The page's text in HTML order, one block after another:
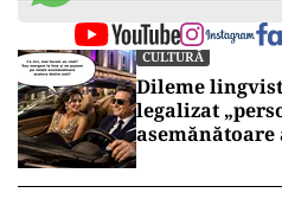
CULTURĂ
Dileme
legalizat